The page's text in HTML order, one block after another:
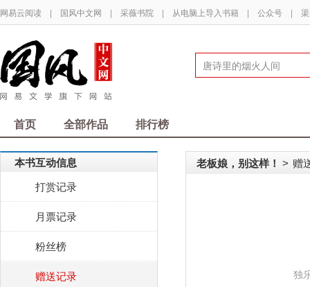
网易云阅读 | 国风中文网 | 采薇书院 | 从电脑上导入书籍 | 公众号 |
首页 全部作品 排行榜
本书互动信息
打赏记录
月票记录
粉丝榜
赠送记录
老板娘，别这样！ > 赠
独